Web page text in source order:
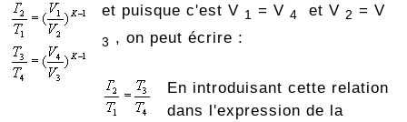
et puisque c'est V 1 = V 4 et V 2 = V
3 , on peut écrire :
En introduisant cette relation
dans l'expression de la